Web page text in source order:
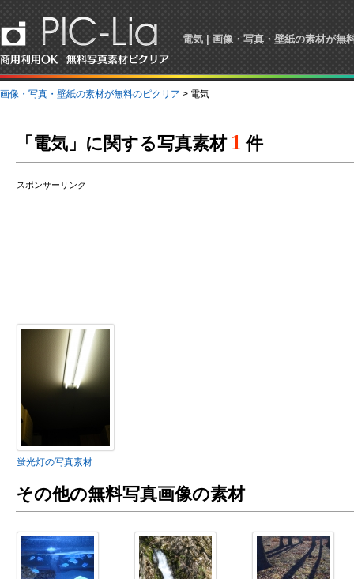
電気 | 画像・写真・壁紙の素材が無
画像・写真・壁紙の素材が無料のピクリア > 電気
「電気」に関する写真素材 1 件
スポンサーリンク
蛍光灯の写真素材
その他の無料写真画像の素材